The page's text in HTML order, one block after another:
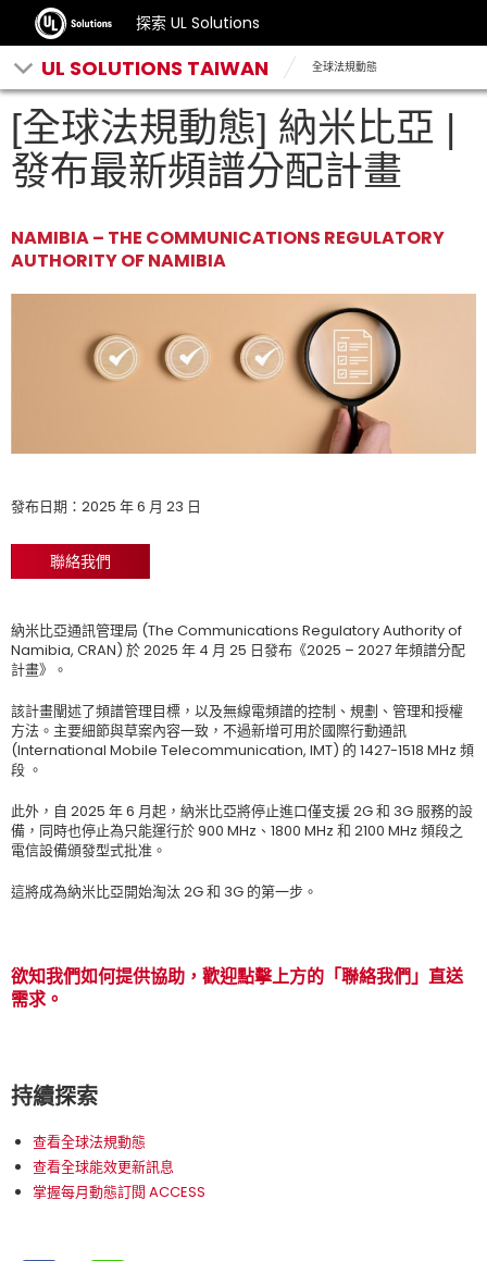
探索 UL Solutions
UL SOLUTIONS TAIWAN 全球法規動態
[全球法規動態] 納米比亞 |
發布最新頻譜分配計畫
NAMIBIA – THE COMMUNICATIONS REGULATORY
AUTHORITY OF NAMIBIA
發布日期：2025 年 6 月 23 日
聯絡我們
納米比亞通訊管理局 (The Communications Regulatory Authority of
Namibia, CRAN) 於 2025 年 4 月 25 日發布《2025 – 2027 年頻譜分配
計畫》。
該計畫闡述了頻譜管理目標，以及無線電頻譜的控制、規劃、管理和授權
方法。主要細節與草案內容一致，不過新增可用於國際行動通訊
(International Mobile Telecommunication, IMT) 的 1427-1518 MHz 頻
段 。
此外，自 2025 年 6 月起，納米比亞將停止進口僅支援 2G 和 3G 服務的設
備，同時也停止為只能運行於 900 MHz、1800 MHz 和 2100 MHz 頻段之
電信設備頒發型式批准。
這將成為納米比亞開始淘汰 2G 和 3G 的第一步。
欲知我們如何提供協助，歡迎點擊上方的「聯絡我們」直送
需求。
持續探索
查看全球法規動態
查看全球能效更新訊息
掌握每月動態訂閱 ACCESS